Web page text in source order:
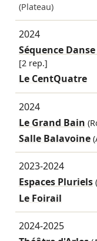
(Plateau)
2024
Séquence
[2 rep.]
Le CentQuatre
2024
Le Grand Bain
Salle Balavoine
2023-2024
Espaces Pluriels
Le Foirail
2024-2025